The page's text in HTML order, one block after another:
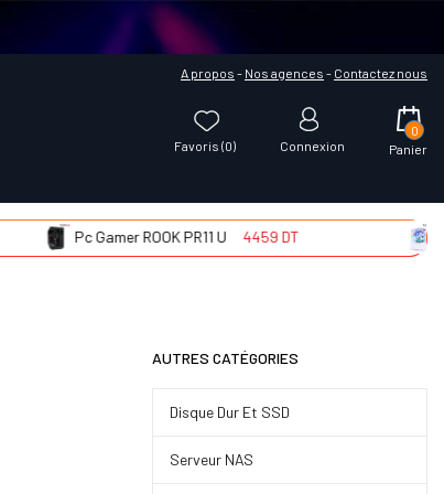
A propos - Nos agences - Contactez nous
Favoris (0) Connexion Panier
0
Pc Gamer ROOK PR11 U 4459 DT Pc
AUTRES CATÉGORIES
Disque Dur Et SSD
Serveur NAS